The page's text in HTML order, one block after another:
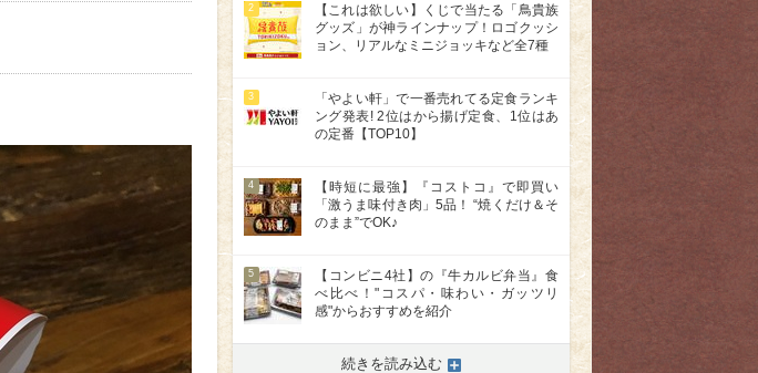
2
【これは欲しい】くじで当たる「鳥貴族
グッズ」が神ラインナップ！ロゴクッシ
ョン、リアルなミニジョッキなど全7種
3
「やよい軒」で一番売れてる定食ランキ
ング発表! 2位はから揚げ定食、1位はあ
の定番【TOP10】
4
【時短に最強】『コストコ』で即買い
「激うま味付き肉」5品！ “焼くだけ＆そ
のまま”でOK♪
5
【コンビニ4社】の『牛カルビ弁当』食
べ比べ！"コスパ・味わい・ガッツリ
感"からおすすめを紹介
続きを読み込む